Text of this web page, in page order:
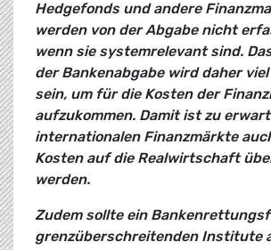
Hedgefonds und andere
werden von der Abgabe nicht
wenn sie systemrelevant sind.
der Bankenabgabe wird daher
sein, um für die Kosten der
aufzukommen. Damit ist zu
internationalen Finanzmärkte
Kosten auf die Realwirtschaft
werden.
Zudem sollte ein
grenzüberschreitenden Institute